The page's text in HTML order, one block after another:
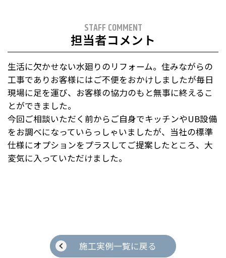
STAFF COMMENT
担当者コメント
生活に欠かせない水廻りのリフォーム。住みながらの
工事でありお客様にはご不便をおかけしましたが毎日
現場に足を運び、お客様の協力のもと無事に終えるこ
とができました。
今回ご相談いただく前からご自身でキッチンやUB設備
をお調べになっていらっしゃいましたが、当社の標準
仕様にオプションをプラスしてご提案したところ、大
変気に入っていただけました。
施工実例一覧に戻る